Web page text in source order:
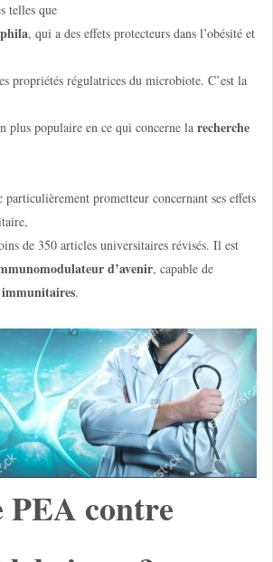
telles que
, qui a des effets protecteurs dans l’obésité et
propriétés régulatrices du microbiote. C’est la
plus populaire en ce qui concerne la recherche
prometteur concernant ses effets
de 350 articles universitaires révisés. Il est
d’avenir, capable de
immunitaires.
PEA contre